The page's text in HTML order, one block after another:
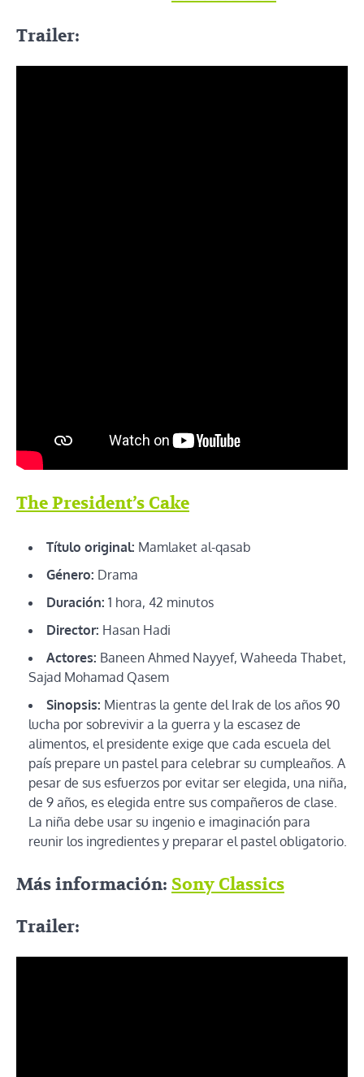
Trailer:
The President’s Cake
Título original: Mamlaket al-qasab
Género: Drama
Duración: 1 hora, 42 minutos
Director: Hasan Hadi
Actores: Baneen Ahmed Nayyef, Waheeda Thabet,
Sajad Mohamad Qasem
Sinopsis: Mientras la gente del Irak de los años 90
lucha por sobrevivir a la guerra y la escasez de
alimentos, el presidente exige que cada escuela del
país prepare un pastel para celebrar su cumpleaños. A
pesar de sus esfuerzos por evitar ser elegida, una niña,
de 9 años, es elegida entre sus compañeros de clase.
La niña debe usar su ingenio e imaginación para
reunir los ingredientes y preparar el pastel obligatorio.
Más información: Sony Classics
Trailer: